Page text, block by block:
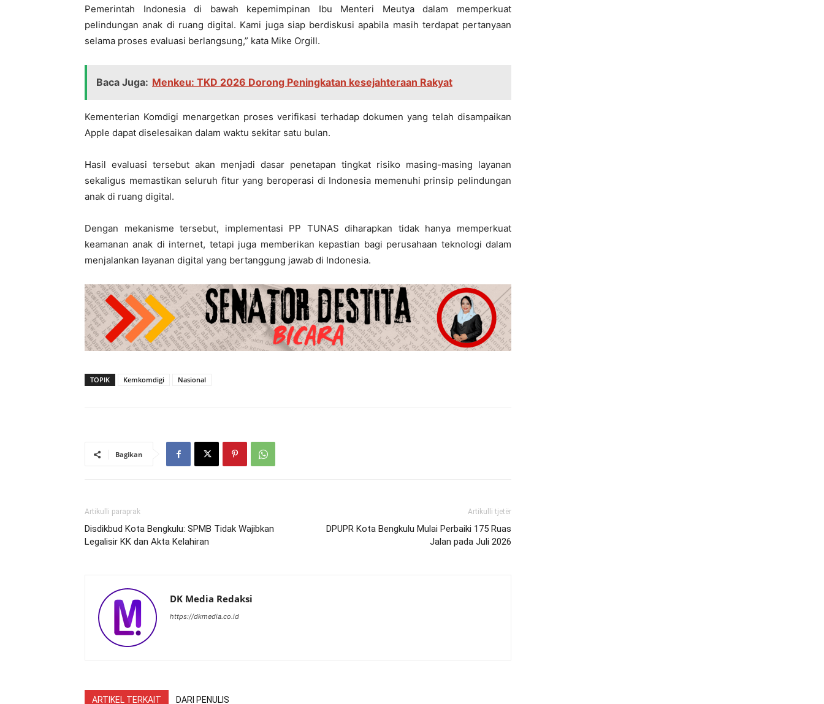
Pemerintah Indonesia di bawah kepemimpinan Ibu Menteri Meutya dalam memperkuat
pelindungan anak di ruang digital. Kami juga siap berdiskusi apabila masih terdapat pertanyaan
selama proses evaluasi berlangsung,” kata Mike Orgill.
Baca Juga: Menkeu: TKD 2026 Dorong Peningkatan kesejahteraan Rakyat
Kementerian Komdigi menargetkan proses verifikasi terhadap dokumen yang telah disampaikan
Apple dapat diselesaikan dalam waktu sekitar satu bulan.
Hasil evaluasi tersebut akan menjadi dasar penetapan tingkat risiko masing-masing layanan
sekaligus memastikan seluruh fitur yang beroperasi di Indonesia memenuhi prinsip pelindungan
anak di ruang digital.
Dengan mekanisme tersebut, implementasi PP TUNAS diharapkan tidak hanya memperkuat
keamanan anak di internet, tetapi juga memberikan kepastian bagi perusahaan teknologi dalam
menjalankan layanan digital yang bertanggung jawab di Indonesia.
TOPIK Kemkomdigi Nasional
Bagikan
Artikulli paraprak
Disdikbud Kota Bengkulu: SPMB Tidak Wajibkan
Legalisir KK dan Akta Kelahiran
Artikulli tjetër
DPUPR Kota Bengkulu Mulai Perbaiki 175 Ruas
Jalan pada Juli 2026
DK Media Redaksi
https://dkmedia.co.id
ARTIKEL TERKAIT DARI PENULIS